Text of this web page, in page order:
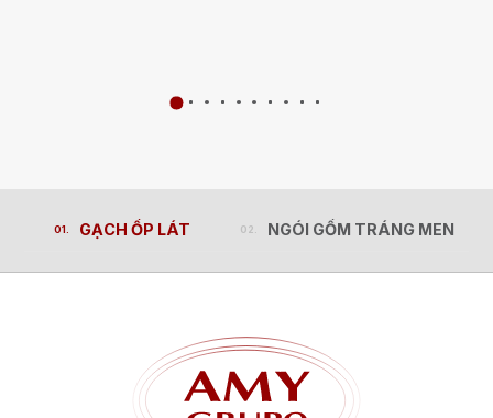
GẠCH ỐP LÁT
GẠCH ỐP LÁT
NGÓI GỐM TRÁNG MEN
NGÓI GỐM TRÁNG MEN